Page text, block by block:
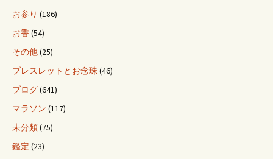
ョ
ン
お参り (186)
お香(54)
その他(25)
ブレスレットとお念珠(46)
ブログ(641)
マラソン (117)
未分類(75)
鑑定 (23)